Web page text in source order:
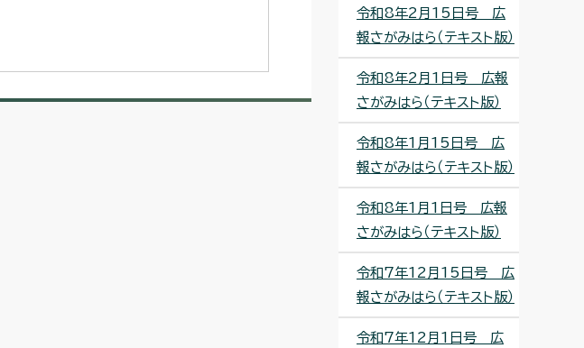
令和8年2月15日号 広
報さがみはら（テキスト版）
令和8年2月1日号 広報
さがみはら（テキスト版）
令和8年1月15日号 広
報さがみはら（テキスト版）
令和8年1月1日号 広報
さがみはら（テキスト版）
令和7年12月15日号 広
報さがみはら（テキスト版）
令和7年12月1日号 広